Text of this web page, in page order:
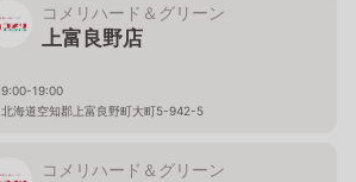
コメリハード＆グリーン
上富良野店
9:00-19:00
北海道空知郡上富良野町大町5-942-5
コメリハード＆グリーン